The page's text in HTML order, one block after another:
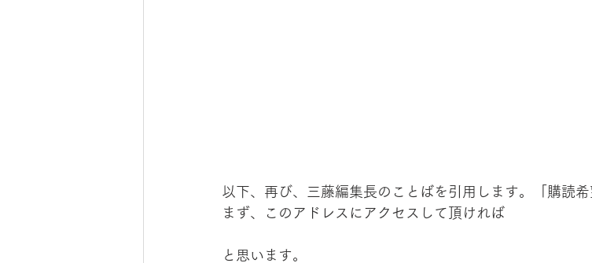
以下、再び、三藤編集長のことばを引用します。「購読
まず、このアドレスにアクセスして頂ければ
と思います。